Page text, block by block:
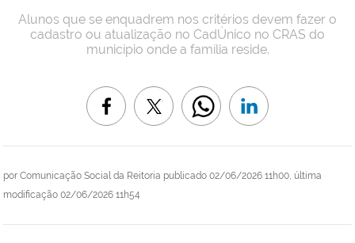
por Comunicação Social da Reitoria publicado 02/06/2026 11h00, última
modificação 02/06/2026 11h54
Alunos que se enquadrem nos critérios devem fazer o
cadastro ou atualização no CadÚnico no CRAS do
município onde a família reside.